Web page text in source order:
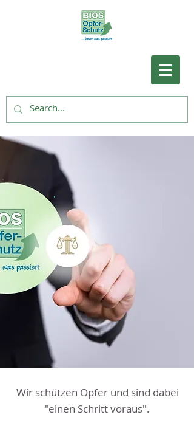
Wir schützen Opfer und sind dabei
"einen Schritt voraus".